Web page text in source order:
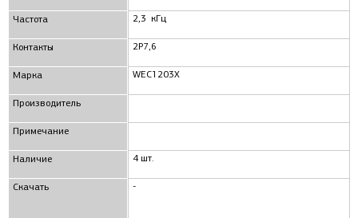
Частота
Контакты
Марка
Производитель
Примечание
Наличие
Скачать
2,3 кГц
2P7,6
WEC1203X
4 шт.
-